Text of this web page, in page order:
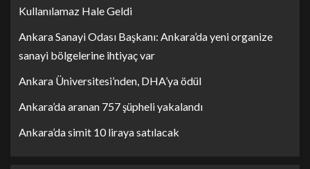
Kullanılamaz Hale Geldi
Ankara Sanayi Odası Başkanı: Ankara’da yeni organize
sanayi bölgelerine ihtiyaç var
Ankara Üniversitesi’nden, DHA’ya ödül
Ankara’da aranan 757 şüpheli yakalandı
Ankara’da simit 10 liraya satılacak